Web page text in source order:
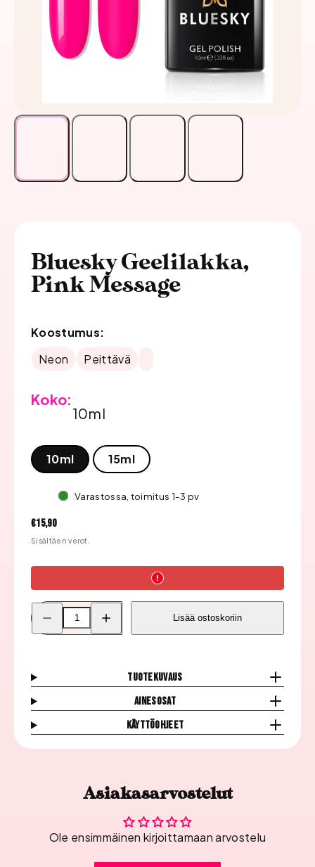
Bluesky Geelilakka,
Pink Message
Koostumus:
Neon
Peittävä
Koko:
10ml
10ml 15ml
Varastossa, toimitus 1-3 pv
Hinta
€15,90
Sisältäen verot.
Pienennä
Bluesky
Geelilakka,
Bluesky
Geelilakka,
Lisää ostoskoriin
Tuotekuvaus
Ainesosat
Käyttöohjeet
Asiakasarvostelut
Ole ensimmäinen kirjoittamaan arvostelu